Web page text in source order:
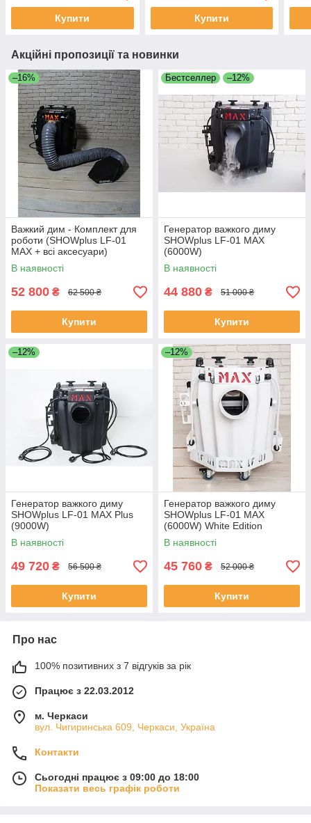
Купити Купити
Акційні пропозиції та новинки
–16%
Важкий дим - Комплект для
роботи (SHOWplus LF-01
MAX + всі аксесуари)
В наявності
52 800 ₴ 62 500 ₴
Купити
Бестселлер –12%
Генератор важкого диму
SHOWplus LF-01 MAX
(6000W)
В наявності
44 880 ₴ 51 000 ₴
Купити
–12%
Генератор важкого диму
SHOWplus LF-01 MAX Plus
(9000W)
В наявності
49 720 ₴ 56 500 ₴
Купити
–12%
Генератор важкого диму
SHOWplus LF-01 MAX
(6000W) White Edition
В наявності
45 760 ₴ 52 000 ₴
Купити
Про нас
100% позитивних з 7 відгуків за рік
Працює з 22.03.2012
м. Черкаси
вул. Чигиринська 609, Черкаси, Україна
Контакти
Сьогодні працює з 09:00 до 18:00
Показати весь графік роботи